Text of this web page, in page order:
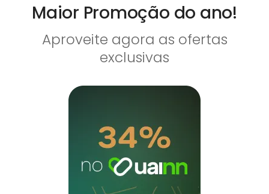
Maior Promoção do ano!
Aproveite agora as ofertas
exclusivas